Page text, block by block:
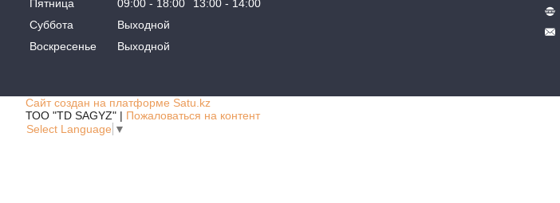
Пятница
09:00 18:00 13:00
14:00
Суббота
Выходной
Воскресенье
Выходной
Сайт создан на платформе Satu.kz
ТОО "TD SAGYZ" | Пожаловаться на контент
Select Language ▼